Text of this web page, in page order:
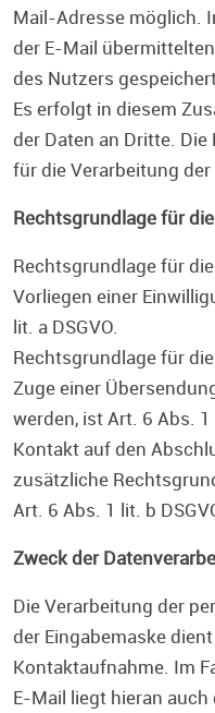
Mail-Adresse möglich.
der E-Mail
des Nutzers
Es erfolgt in diesem
der Daten an Dritte.
für die Verarbeitung
Rechtsgrundlage für
Rechtsgrundlage für
Vorliegen einer
lit. a DSGVO.
Rechtsgrundlage für
Zuge einer
werden, ist Art. 6 Abs.
Kontakt auf den
zusätzliche
Art. 6 Abs. 1 lit. b
Zweck der
Die Verarbeitung der
der Eingabemaske
Kontaktaufnahme. Im
E-Mail liegt hieran